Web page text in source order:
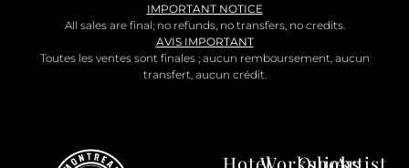
IMPORTANT NOTICE
All sales are final; no refunds, no transfers, no credits.
AVIS IMPORTANT
Toutes les ventes sont finales ; aucun remboursement, aucun
transfert, aucun crédit.
HotelWorkshops
QuickArtist